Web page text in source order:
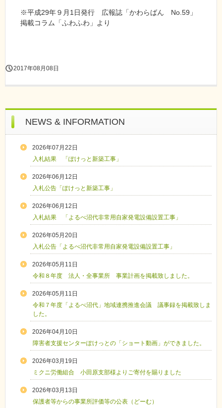
※平成29年９月1日発行 広報誌「かわらばん No.59」
掲載コラム「ふわふわ」より
2017年08月08日
NEWS & INFORMATION
2026年07月22日
入札結果 「ぽけっと新築工事」
2026年06月12日
入札公告「ぽけっと新築工事」
2026年06月12日
入札結果 「よるべ沼代非常用自家発電設備設置工事」
2026年05月20日
入札公告「よるべ沼代非常用自家発電設備設置工事」
2026年05月11日
令和８年度 法人・全事業所 事業計画を掲載致しました。
2026年05月11日
令和７年度「よるべ沼代」地域連携推進会議 議事録を掲載致しま
した。
2026年04月10日
障害者支援センターぽけっとの「ショート動画」ができました。
2026年03月19日
ミクニ労働組合 小田原支部様よりご寄付を賜りました
2026年03月13日
保護者等からの事業所評価等の公表（どーむ）